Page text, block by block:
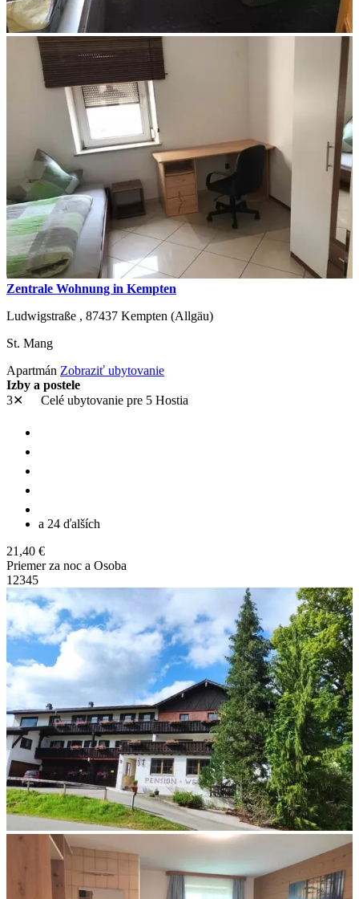
Zentrale Wohnung in Kempten
Ludwigstraße , 87437 Kempten (Allgäu)
St. Mang
Apartmán Zobraziť ubytovanie
Izby a postele
3✕
Celé ubytovanie pre 5 Hostia
a 24 ďalších
21,40 €
Priemer za noc a Osoba
1 2345